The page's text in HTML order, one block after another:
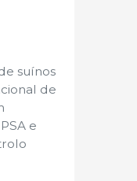
suínos
de
e